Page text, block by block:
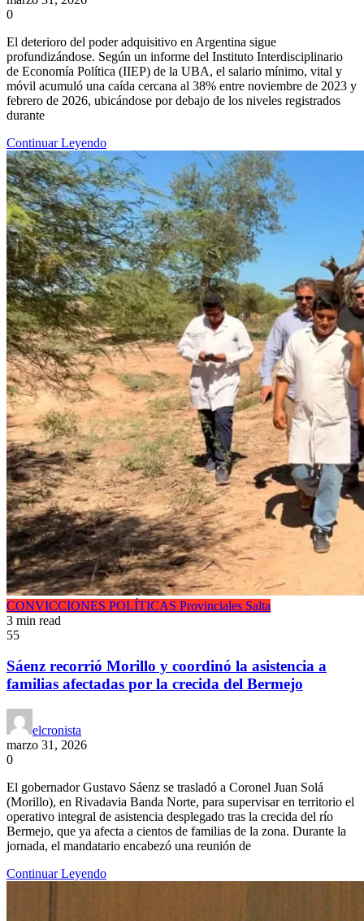
0
El deterioro del poder adquisitivo en Argentina sigue
profundizándose. Según un informe del Instituto Interdisciplinario
de Economía Política (IIEP) de la UBA, el salario mínimo, vital y
móvil acumuló una caída cercana al 38% entre noviembre de 2023 y
febrero de 2026, ubicándose por debajo de los niveles registrados
durante
Continuar Leyendo
CONVICCIONES POLÍTICAS Provinciales Salta
3 min read
55
Sáenz recorrió Morillo y coordinó la asistencia a
familias afectadas por la crecida del Bermejo
elcronista
marzo 31, 2026
0
El gobernador Gustavo Sáenz se trasladó a Coronel Juan Solá
(Morillo), en Rivadavia Banda Norte, para supervisar en territorio el
operativo integral de asistencia desplegado tras la crecida del río
Bermejo, que ya afecta a cientos de familias de la zona. Durante la
jornada, el mandatario encabezó una reunión de
Continuar Leyendo